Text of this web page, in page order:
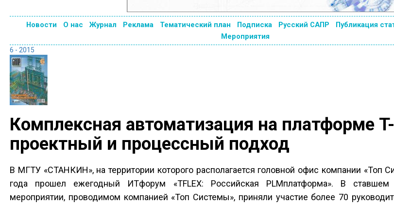
Новости О нас Журнал Реклама Тематический план Подписка Русский САПР Публикация
Мероприятия
6 - 2015
Комплексная автоматизация на платформе
проектный и процессный подход
В МГТУ «СТАНКИН», на территории которого располагается головной офис компании «Топ
года прошел ежегодный ИТ­форум «T­FLEX: Российская PLM­платформа». В
мероприятии, проводимом компанией «Топ Системы», приняли участие более 70